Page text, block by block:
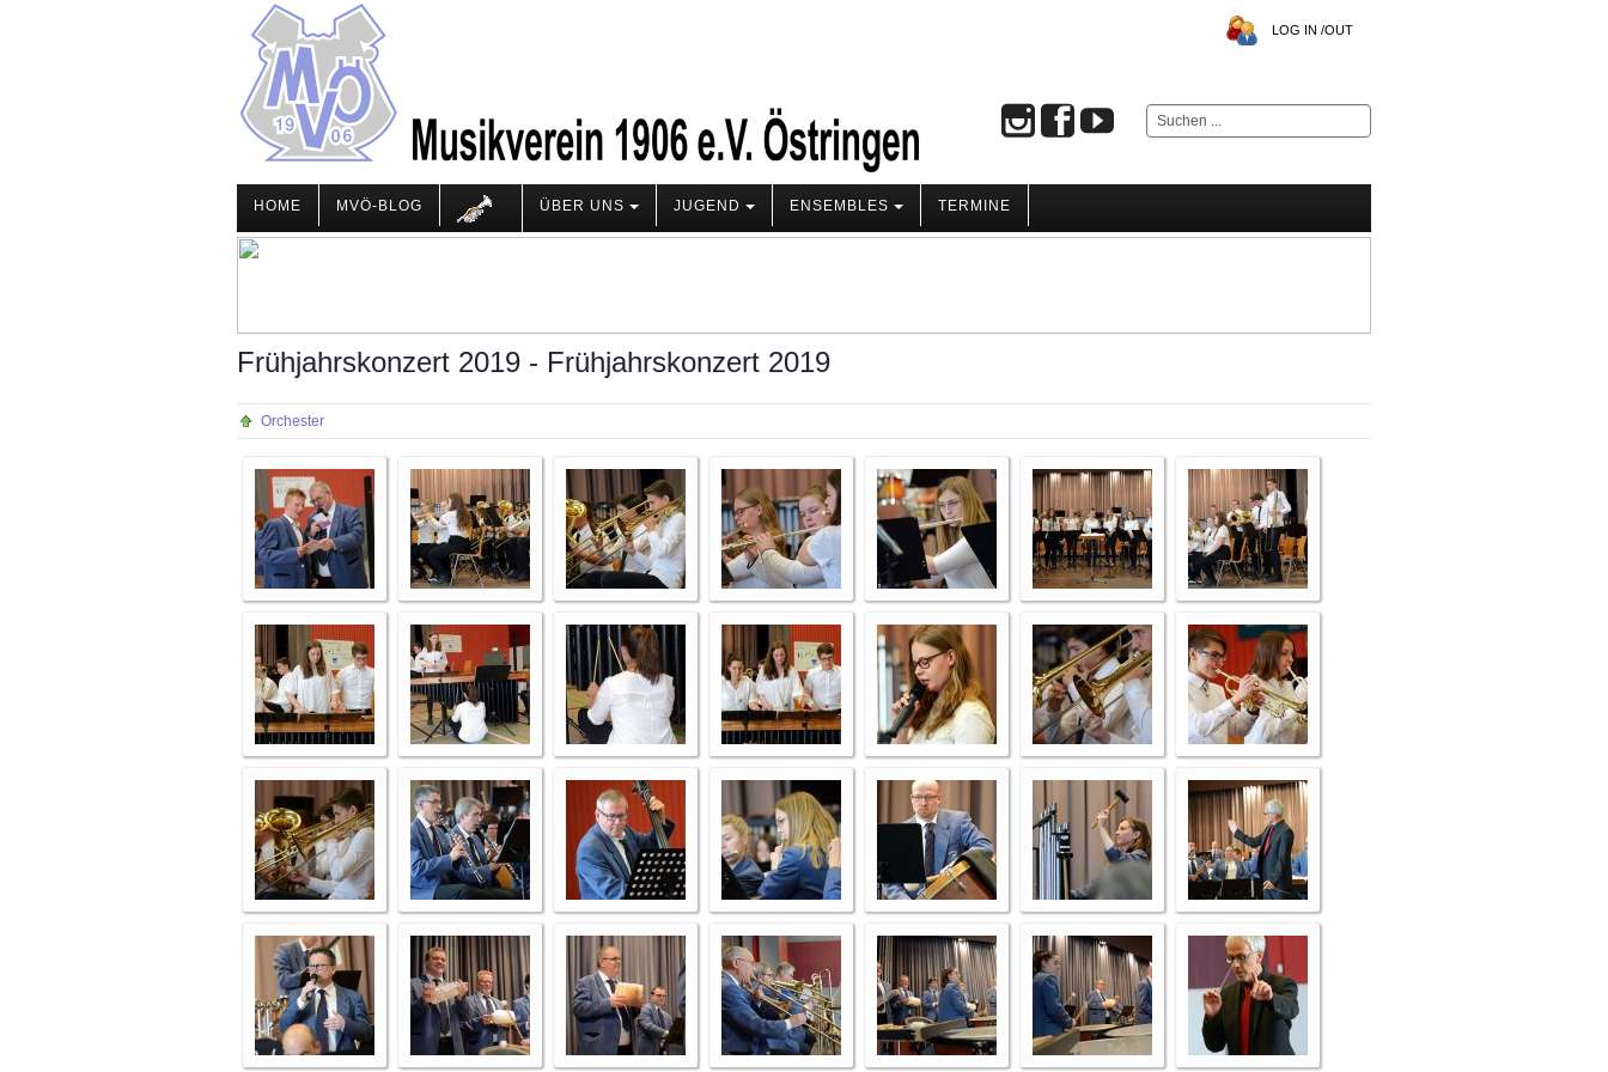
LOG IN /OUT
Suchen
...
HOME MVÖ-BLOG ÜBER UNS JUGEND ENSEMBLES TERMINE
Frühjahrskonzert 2019 - Frühjahrskonzert 2019
Orchester